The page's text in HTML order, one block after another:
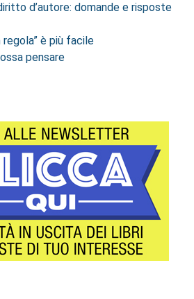
d’autore: domande e risposte
regola” è più facile
pensare